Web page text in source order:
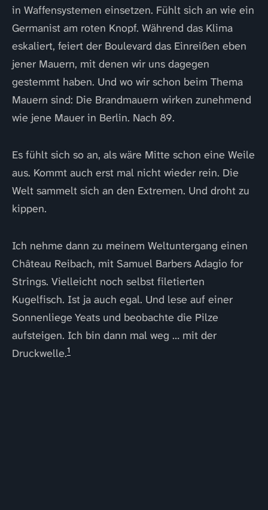
in Waffensystemen einsetzen. Fühlt sich an wie ein
Germanist am roten Knopf. Während das Klima
eskaliert, feiert der Boulevard das Einreißen eben
jener Mauern, mit denen wir uns dagegen
gestemmt haben. Und wo wir schon beim Thema
Mauern sind: Die Brandmauern wirken zunehmend
wie jene Mauer in Berlin. Nach 89.
Es fühlt sich so an, als wäre Mitte schon eine Weile
aus. Kommt auch erst mal nicht wieder rein. Die
Welt sammelt sich an den Extremen. Und droht zu
kippen.
Ich nehme dann zu meinem Weltuntergang einen
Château Reibach, mit Samuel Barbers Adagio for
Strings. Vielleicht noch selbst filetierten
Kugelfisch. Ist ja auch egal. Und lese auf einer
Sonnenliege Yeats und beobachte die Pilze
aufsteigen. Ich bin dann mal weg … mit der
Druckwelle.1